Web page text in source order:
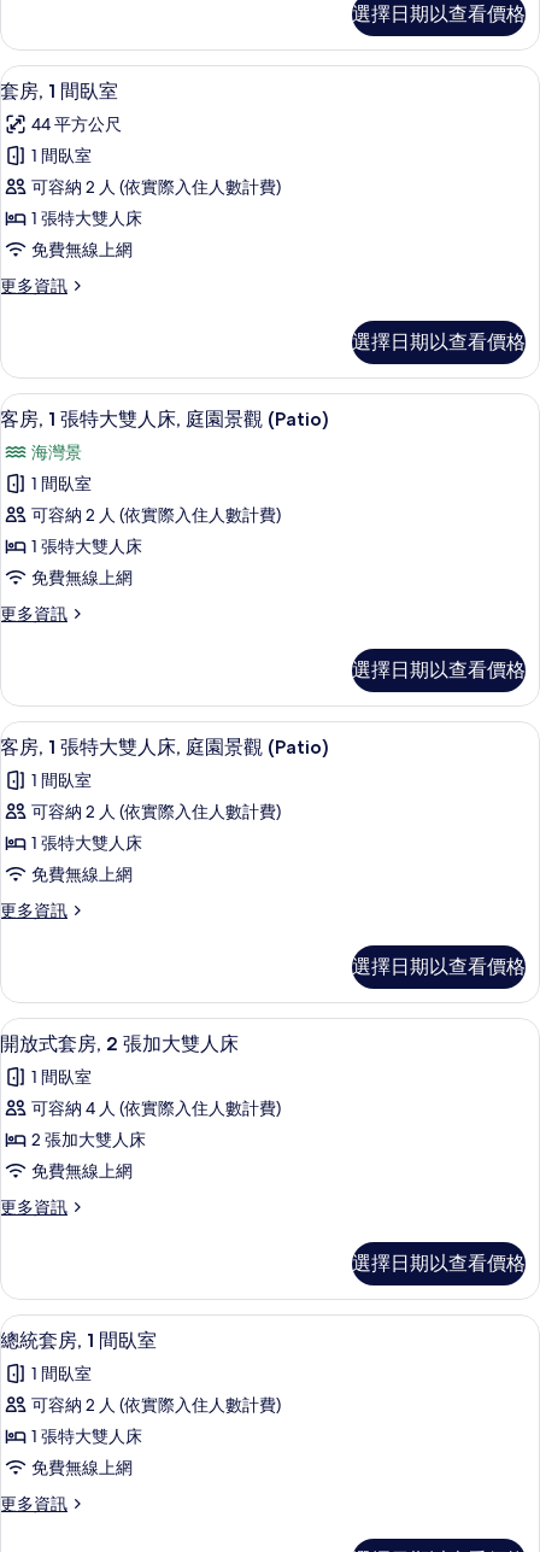
景
觀
的
所
有
相
片
1
間
臥
城
市
觀
的
詳
情
選擇日期以查看價格
顯
示
套
房,
1
間
臥
室
所
有
相
片
埃及棉床單、高級寢具、羽絨被、迷你
5
套房, 1 間臥室
44 平方公尺
1 間臥室
可容納 2 人 (依實際入住人數計費)
1 張特大雙人床
免費無線上網
更多資訊
更
1
間
臥
的
詳
選擇日期以查看價格
顯
示
客
房,
1
張
特
大
人
床,
庭
園
景
觀
(Patio)
的
相
片
客房, 1 張特大雙人床, 庭園景觀
7
客房, 1 張特大雙人床, 庭園景觀 (Patio)
海灣景
1 間臥室
可容納 2 人 (依實際入住人數計費)
1 張特大雙人床
免費無線上網
更多資訊
更
1
張
特
雙
人
庭
園
觀
情
選擇日期以查看價格
顯
示
客
房,
1
張
特
雙
人
床,
庭
園
景
觀
(Patio)
有
相
片
4
客房, 1 張特大雙人床, 庭園景觀 (Patio)
1 間臥室
可容納 2 人 (依實際入住人數計費)
1 張特大雙人床
免費無線上網
更多資訊
更
1
張
特
大
雙
人
庭
園
觀
情
選擇日期以查看價格
顯
示
開
放
式
套
房,
張
加
大
雙
人
床
的
所
4
開放式套房, 2 張加大雙人床
1 間臥室
可容納 4 人 (依實際入住人數計費)
2 張加大雙人床
免費無線上網
更多資訊
更
式
套
房,
張
加
雙
人
的
選擇日期以查看價格
顯
示
總
統
套
房,
1
總統套房, 1 間臥室 | 埃及棉床單、高
12
總統套房, 1 間臥室
1 間臥室
可容納 2 人 (依實際入住人數計費)
1 張特大雙人床
免費無線上網
更多資訊
更